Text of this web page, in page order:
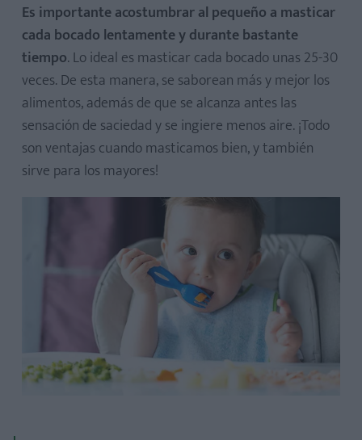
Es importante acostumbrar al pequeño a masticar
cada bocado lentamente y durante bastante
tiempo. Lo ideal es masticar cada bocado unas 25-30
veces. De esta manera, se saborean más y mejor los
alimentos, además de que se alcanza antes las
sensación de saciedad y se ingiere menos aire. ¡Todo
son ventajas cuando masticamos bien, y también
sirve para los mayores!